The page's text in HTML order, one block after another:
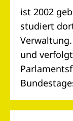
ist 2002
studiert
und